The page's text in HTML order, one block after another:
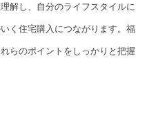
解し、自分のライフスタイルに
く住宅購入につながります。福
らのポイントをしっかりと把握